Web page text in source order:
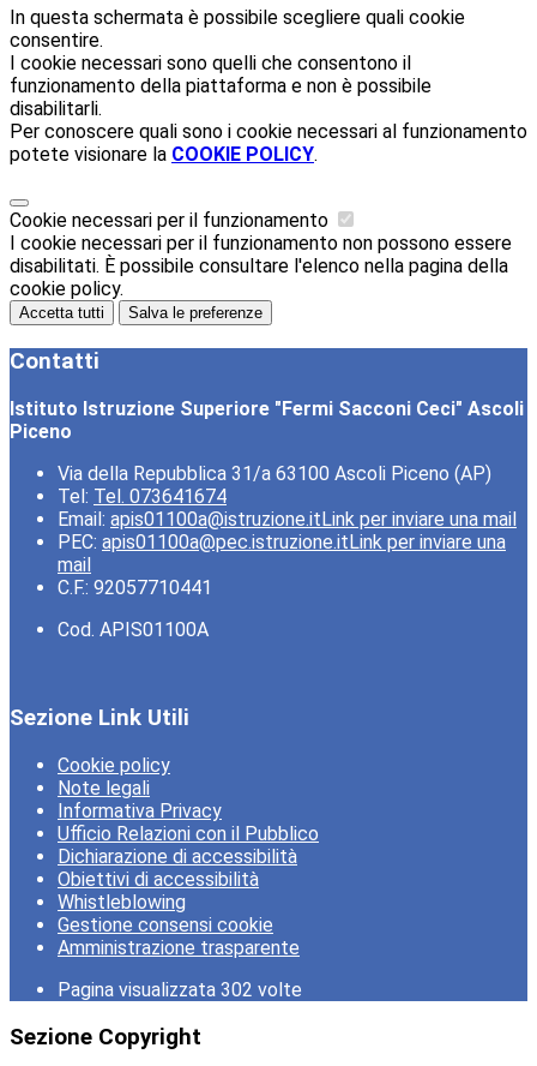
In questa schermata è possibile scegliere quali cookie
consentire.
I cookie necessari sono quelli che consentono il
funzionamento della piattaforma e non è possibile
disabilitarli.
Per conoscere quali sono i cookie necessari al funzionamento
potete visionare la COOKIE POLICY.
Cookie necessari per il funzionamento
I cookie necessari per il funzionamento non possono essere
disabilitati. È possibile consultare l'elenco nella pagina della
cookie policy.
Accetta tutti Salva le preferenze
Contatti
Istituto Istruzione Superiore "Fermi Sacconi Ceci" Ascoli
Piceno
Via della Repubblica 31/a 63100 Ascoli Piceno (AP)
Tel: Tel. 073641674
Email: apis01100a@istruzione.itLink per inviare una mail
PEC: apis01100a@pec.istruzione.itLink per inviare una
mail
C.F.: 92057710441
Cod. APIS01100A
Sezione Link Utili
Cookie policy
Note legali
Informativa Privacy
Ufficio Relazioni con il Pubblico
Dichiarazione di accessibilità
Obiettivi di accessibilità
Whistleblowing
Gestione consensi cookie
Amministrazione trasparente
Pagina visualizzata 302 volte
Sezione Copyright